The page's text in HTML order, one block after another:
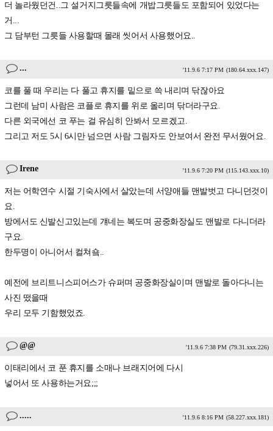
더 놀라웠던건..그 설거지그릇들속에 개밥그릇들도 포함되어 있었다는
거...
그 담부턴 그릇들 사용할때 몰래 씻어서 사용했어요..
... '11.9.6 7:17 PM (180.64.xxx.147)
코를 풀 때 우리는 다 풀고 휴지를 밑으로 쓱 내리며 닦잖아요
그런데 남미 사람은 코플로 휴지를 위로 올리며 닦더라구요.
다른 외국에선 코 푸는 걸 유심히 안봐서 모르겠고.
그리고 저도 5시 6시만 넘으면 사람 그림자도 안보여서 완전 무서웠어요.
Irene '11.9.6 7:20 PM (115.143.xxx.10)
저는 어학연수 시절 기숙사에서 살았는데 서양애들 맨발벗고 다니던것이
요.
방에서도 신발신고있는데 걔네는 복도며 공중화장실도 맨발로 다니더라
구요.
한두명이 아니어서 컬쳐숔..
예전에 브리트니스피어스가 슈퍼며 공중화장실이며 맨발로 돌아다니는
사진 떴을때
우리 모두 기함했었죠.
@@ '11.9.6 7:38 PM (79.31.xxx.226)
이태리에서 코 푼 휴지를 소매나 브래지어에 다시
넣어서 또 사용하는거요;;;
..... '11.9.6 8:16 PM (58.227.xxx.181)